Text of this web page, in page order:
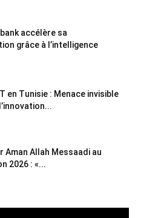
accélère sa
grâce à l’intelligence
en Tunisie : Menace invisible
Aman Allah Messaadi au
2026 : «...